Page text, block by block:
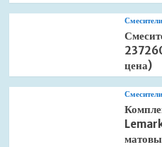
Смесители
цена)
Смесители